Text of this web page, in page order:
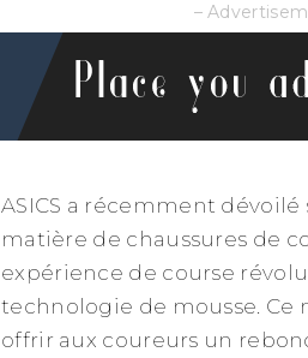
–
ASICS a récemment
matière de chaussures de
expérience de course
technologie de mousse.
offrir aux coureurs un